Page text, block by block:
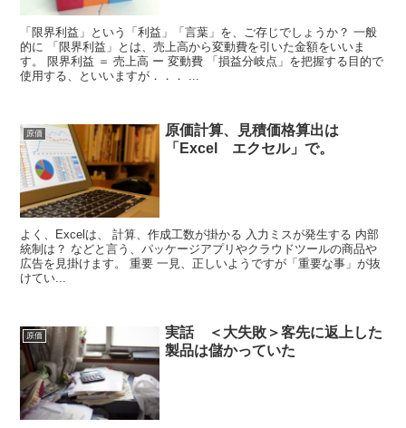
「限界利益」という「利益」「言葉」を、ご存じでしょうか？ 一般
的に 「限界利益」とは、売上高から変動費を引いた金額をいいま
す。 限界利益 ＝ 売上高 ー 変動費 「損益分岐点」を把握する目的で
使用する、といいますが．．． ...
原価
原価計算、見積価格算出は
「Excel エクセル」で。
よく、Excelは、 計算、作成工数が掛かる 入力ミスが発生する 内部
統制は？ などと言う、パッケージアプリやクラウドツールの商品や
広告を見掛けます。 重要 一見、正しいようですが「重要な事」が抜
けてい...
原価
実話 ＜大失敗＞客先に返上した
製品は儲かっていた